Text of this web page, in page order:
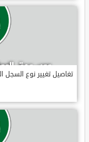
تغاصيل تغيير نوع